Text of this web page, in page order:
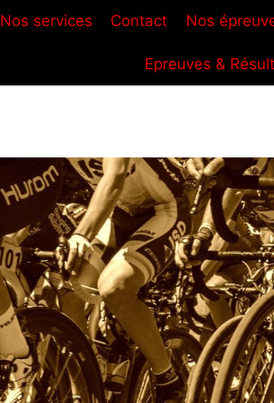
Nos services Contact Nos
Epreuves &